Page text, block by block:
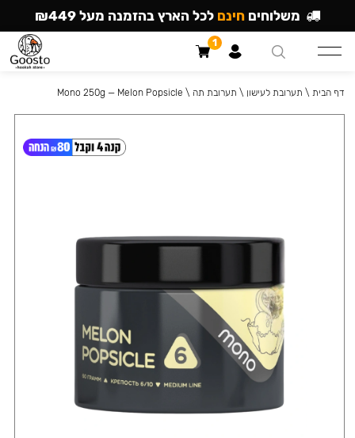
דף הבית \ תערובת לעישון \ תערובת תה \
Mono 250g — Melon Popsicle
משלוחים חינם לכל הארץ בהזמנה מעל ₪449
1